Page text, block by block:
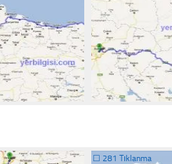
☐ 281 Tıklanma